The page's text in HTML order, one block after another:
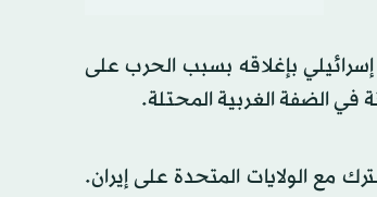
الخميس، في المسجد الأقصى بعد 40 يوماً من قرار إسرائيلي بإغلاقه بسبب الحرب على
بعد بدء الهجوم المشترك مع الولايات المتحدة على إيران.